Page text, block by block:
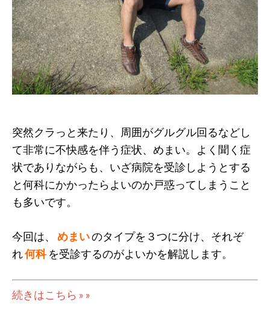
突然クラっと来たり、周囲がグルグル回るなどし
て非常に不快感を伴う症状、めまい。よく聞く症
状でありながらも、いざ病院を受診しようとする
と何科にかかったらよいのか戸惑ってしまうこと
も多いです。
今回は、 めまいのタイプを３つに分け、それぞ
れ何科を受診するのがよいかを解説します。
続きはこちら » »